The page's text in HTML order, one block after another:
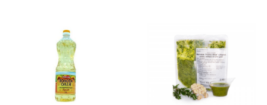
Нет в наличии